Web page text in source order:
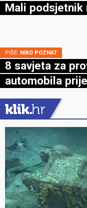
Mali podsjetnik
PIŠE: NIKO POZNAT
8 savjeta za
automobila